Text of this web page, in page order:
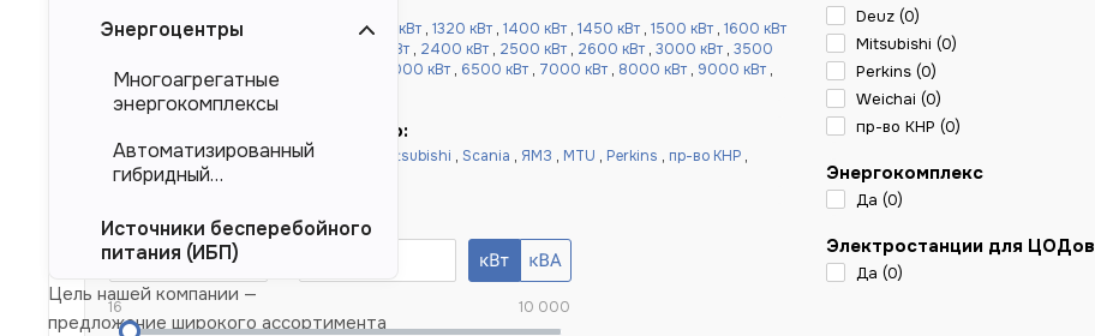
более 1000 кВт:1100 кВт 1200 кВт , 1320 кВт , 1400 кВт , 1450 кВт , 1500 кВт , 1600 кВт
2200 кВт , 2400 кВт , 2500 кВт , 2600 кВт , 3000 кВт , 3500
кВт
6000 кВт , 6500 кВт , 7000 кВт , 8000 кВт , 9000 кВт ,
10000 кВт
Быстрый подбор по двигателю:
Doosan,Cummins,Baudouin Mitsubishi , Scania , ЯМЗ , MTU , Perkins , пр-во КНР ,
Yuchai,Weichai
Номинальная мощность, кВт
16 10 000
Deuz (0)
Mitsubishi (0)
Perkins (0)
Weichai (0)
пр-во КНР (0)
Энергокомплекс
Да (0)
Электростанции для ЦОДов
Да (0)
оборудования (БМЗ)
Энергоцентры
Многоагрегатные
энергокомплексы
Автоматизированный
гибридный
Источники бесперебойного
питания (ИБП)
Цель нашей компании —
предложение широкого ассортимента